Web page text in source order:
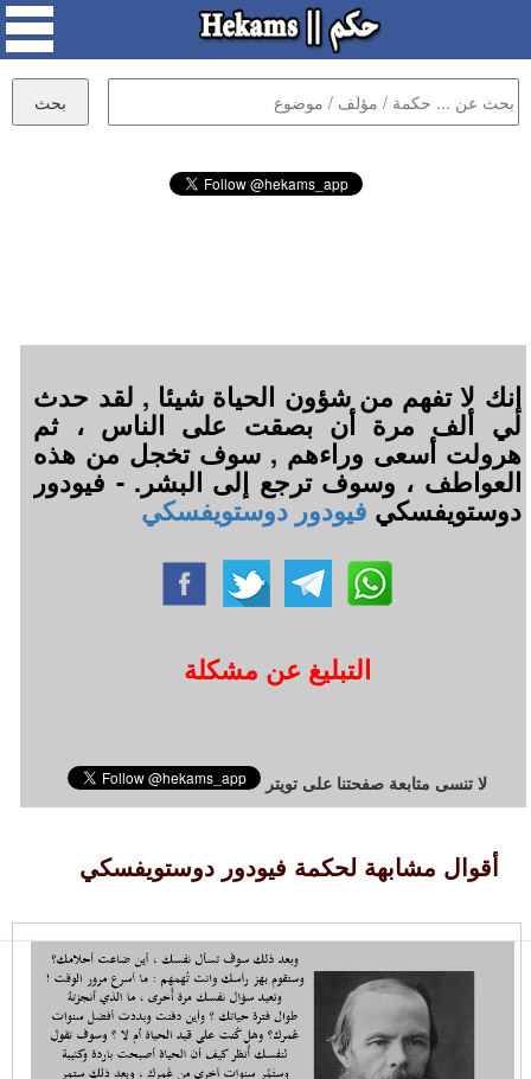
إنك لا تفهم من شؤون الحياة شيئا , لقد حدث
لي ألف مرة أن بصقت على الناس ، ثم
هرولت أسعى وراءهم , سوف تخجل من هذه
العواطف ، وسوف ترجع إلى البشر. - فيودور
دوستويفسكي فيودور دوستويفسكي
التبليغ عن مشكلة
لا تنسى متابعة صفحتنا على تويتر
أقوال مشابهة لحكمة فيودور دوستويفسكي